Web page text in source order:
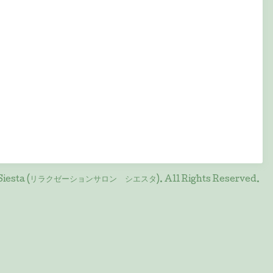
(リラクゼーションサロン シエスタ). All Rights Reserved.